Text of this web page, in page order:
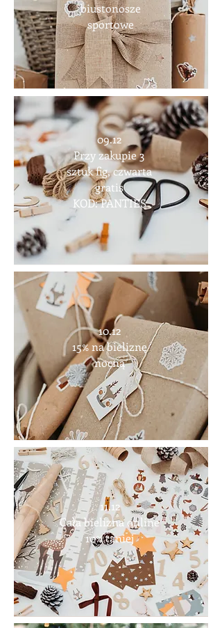
biustonosze
sportowe
09.12
Przy zakupie 3
sztuk fig, czwarta
gratis
KOD: PANTIES
10.12
15% na bieliznę
nocną
11.12
Cała bielizna online
10% taniej